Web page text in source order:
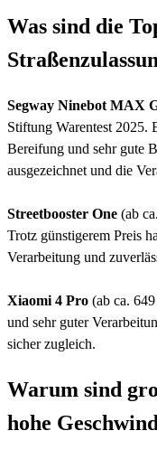
Was sind die
Segway Ninebot MAX
Stiftung Warentest
Bereifung und sehr gute
ausgezeichnet und die
Streetbooster One (ab
Trotz günstigerem Preis
Verarbeitung und
Xiaomi 4 Pro (ab ca.
und sehr guter
sicher zugleich.
Warum sind
hohe